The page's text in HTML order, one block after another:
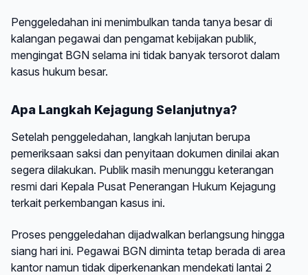
Penggeledahan ini menimbulkan tanda tanya besar di
kalangan pegawai dan pengamat kebijakan publik,
mengingat BGN selama ini tidak banyak tersorot dalam
kasus hukum besar.
Apa Langkah Kejagung Selanjutnya?
Setelah penggeledahan, langkah lanjutan berupa
pemeriksaan saksi dan penyitaan dokumen dinilai akan
segera dilakukan. Publik masih menunggu keterangan
resmi dari Kepala Pusat Penerangan Hukum Kejagung
terkait perkembangan kasus ini.
Proses penggeledahan dijadwalkan berlangsung hingga
siang hari ini. Pegawai BGN diminta tetap berada di area
kantor namun tidak diperkenankan mendekati lantai 2